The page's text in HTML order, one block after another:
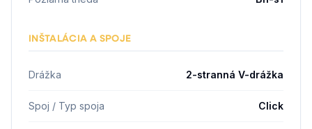
INŠTALÁCIA A SPOJE
Drážka 2-stranná V-drážka
Spoj / Typ spoja Click